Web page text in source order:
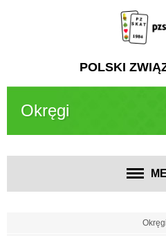
POLSKI
Okręgi
Okręgi